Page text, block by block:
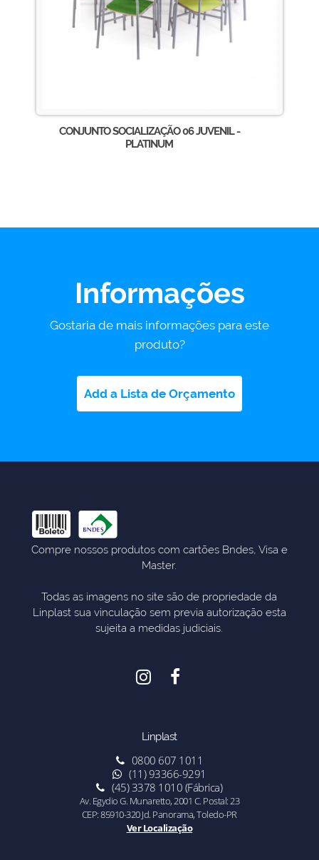
CONJUNTO SOCIALIZAÇÃO 06 JUVENIL -
PLATINUM
Informações
Gostaria de mais informações para este
produto?
Add a Lista de Orçamento
Compre nossos produtos com cartões Bndes, Visa e
Master.
Todas as imagens no site são de propriedade da
Linplast sua vinculação sem previa autorização esta
sujeita a medidas judiciais.
Linplast
0800 607 1011
(11) 93366-9291
(45) 3378 1010 (Fábrica)
Av. Egydio G. Munaretto, 2001 C. Postal: 23
CEP: 85910-320 Jd. Panorama, Toledo-PR
Ver Localização